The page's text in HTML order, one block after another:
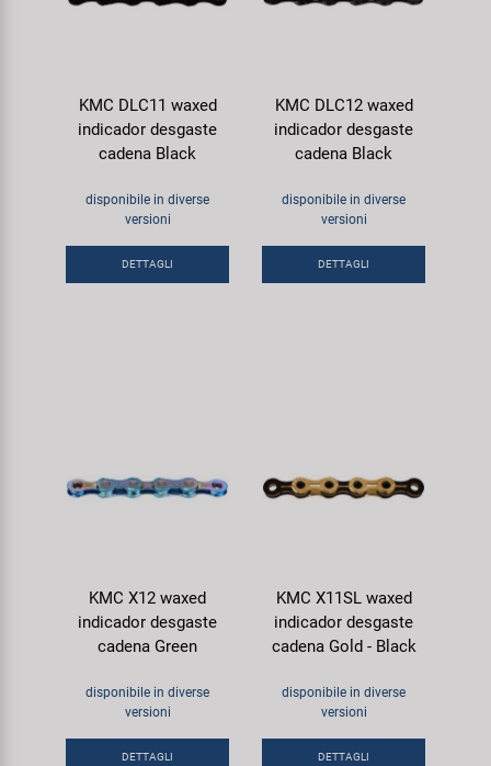
KMC DLC11 waxed
indicador desgaste
cadena Black
disponibile in diverse
versioni
DETTAGLI
KMC DLC12 waxed
indicador desgaste
cadena Black
disponibile in diverse
versioni
DETTAGLI
KMC X12 waxed
indicador desgaste
cadena Green
disponibile in diverse
versioni
DETTAGLI
KMC X11SL waxed
indicador desgaste
cadena Gold - Black
disponibile in diverse
versioni
DETTAGLI